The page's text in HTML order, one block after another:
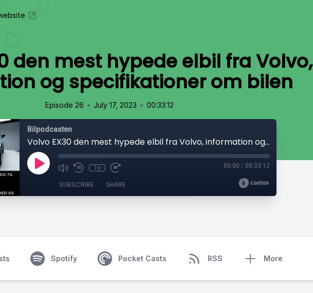
den mest hypede elbil fra Volvo,
og specifikationer om bilen
Episode 26 • July 17, 2023 • 00:33:12
Bilpodcasten
Volvo EX30 den mest hypede elbil fra Volvo, information og specifikationer om bilen
1x 00:00 / 00:33:12
SUBSCRIBE SHARE
Spotify Pocket Casts RSS More